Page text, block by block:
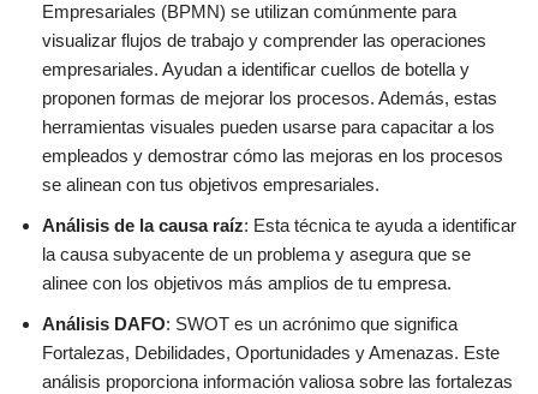
Empresariales (BPMN) se utilizan comúnmente para
visualizar flujos de trabajo y comprender las operaciones
empresariales. Ayudan a identificar cuellos de botella y
proponen formas de mejorar los procesos. Además, estas
herramientas visuales pueden usarse para capacitar a los
empleados y demostrar cómo las mejoras en los procesos
se alinean con tus objetivos empresariales.
Análisis de la causa raíz: Esta técnica te ayuda a identificar
la causa subyacente de un problema y asegura que se
alinee con los objetivos más amplios de tu empresa.
Análisis DAFO: SWOT es un acrónimo que significa
Fortalezas, Debilidades, Oportunidades y Amenazas. Este
análisis proporciona información valiosa sobre las fortalezas